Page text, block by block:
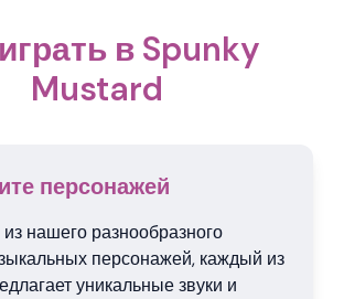
в Spunky
Mustard
персонажей
нашего разнообразного
персонажей, каждый из
уникальные звуки и